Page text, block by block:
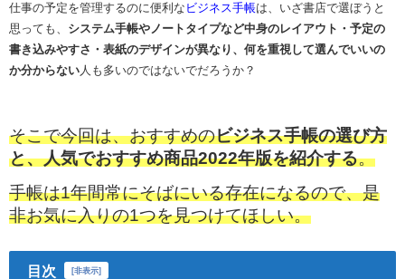
仕事の予定を管理するのに便利な ビジネス手帳は、いざ書店で選ぼうと
思っても、 システム手帳やノートタイプなど中身のレイアウト・予定の
書き込みやすさ・表紙のデザインが異なり、何を重視して選んでいいの
か分からない 人も多いのではないでだろうか ？
そこで今回は、おすすめのビジネス手帳の選び方
と、人気でおすすめ商品2022年版を紹介する。
手帳は1年間常にそばにいる存在になるので、是
非お気に入りの1つを見つけてほしい。
目次 [非表示]